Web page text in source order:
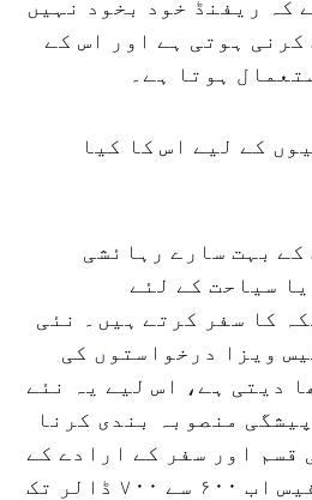
کہ ریفنڈ خود بخود نہیں
کرنی ہوتی ہے اور اس کے
ہوتا ہے۔
کے لیے اس کا کیا
بہت سارے رہائشی
سیاحت کے لئے
کا سفر کرتے ہیں۔ نئی
ویزا درخواستوں کی
دیتی ہے، اس لیے یہ نئے
منصوبہ بندی کرنا
قسم اور سفر کے ارادے کے
لحاظ سے، مجموعی فیس اب ۶۰۰ سے ۷۰۰ ڈالر تک